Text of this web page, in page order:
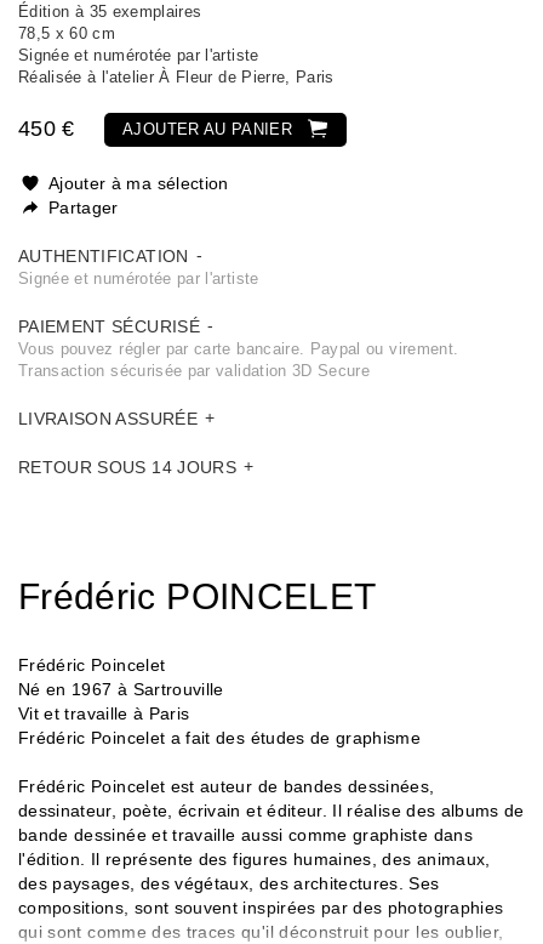
Édition à 35 exemplaires
78,5 x 60 cm
Signée et numérotée par l'artiste
Réalisée à l'atelier À Fleur de Pierre, Paris
450 € AJOUTER AU PANIER
Ajouter à ma sélection
Partager
AUTHENTIFICATION
Signée et numérotée par l'artiste
PAIEMENT SÉCURISÉ
Vous pouvez régler par carte bancaire. Paypal ou virement.
Transaction sécurisée par validation 3D Secure
LIVRAISON ASSURÉE
RETOUR SOUS 14 JOURS
Frédéric POINCELET
Frédéric Poincelet
Né en 1967 à Sartrouville
Vit et travaille à Paris
Frédéric Poincelet a fait des études de graphisme
Frédéric Poincelet est auteur de bandes dessinées,
dessinateur, poète, écrivain et éditeur. Il réalise des albums de
bande dessinée et travaille aussi comme graphiste dans
l'édition. Il représente des figures humaines, des animaux,
des paysages, des végétaux, des architectures. Ses
compositions, sont souvent inspirées par des photographies
qui sont comme des traces qu'il déconstruit pour les oublier,